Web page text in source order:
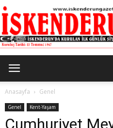
Anasayfa Genel
Genel Kent-Yaşam
Cumhuriyet